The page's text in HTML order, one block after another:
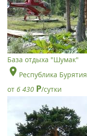
База отдыха "Шумак"
Республика Бурятия
от 6 430 Р/сутки